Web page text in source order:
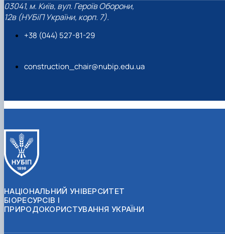
03041, м. Київ, вул. Героїв Оборони,
12в (НУБіП України, корп. 7).
+38 (044) 527-81-29
construction_chair@nubip.edu.ua
НАЦІОНАЛЬНИЙ УНІВЕРСИТЕТ
БІОРЕСУРСІВ І
ПРИРОДОКОРИСТУВАННЯ УКРАЇНИ